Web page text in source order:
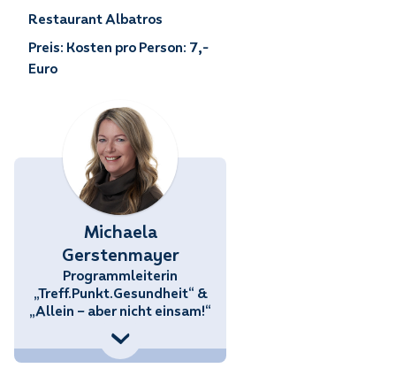
Restaurant Albatros
Preis: Kosten pro Person: 7,-
Euro
Michaela
Gerstenmayer
Programmleiterin
„Treff.Punkt.Gesundheit“ &
„Allein – aber nicht einsam!“
858 70 34434